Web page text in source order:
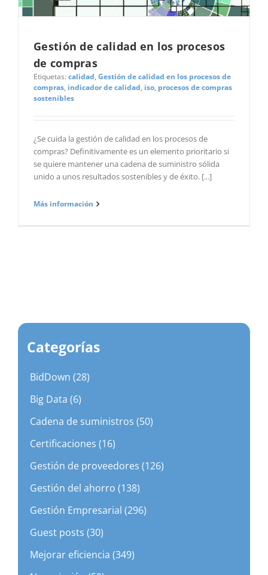
Gestión de calidad en los procesos
de compras
Etiquetas: calidad, Gestión de calidad en los procesos de
compras, indicador de calidad, iso, procesos de compras
sostenibles
¿Se cuida la gestión de calidad en los procesos de
compras? Definitivamente es un elemento prioritario si
se quiere mantener una cadena de suministro sólida
unido a unos resultados sostenibles y de éxito. [...]
Más información
Categorías
BidDown (28)
Big Data (6)
Cadena de suministros (50)
Certificaciones (16)
Gestión de proveedores (126)
Gestión del ahorro (138)
Gestión Empresarial (296)
Guest posts (30)
Mejorar eficiencia (349)